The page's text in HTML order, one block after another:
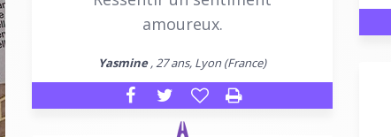
amoureux.
Yasmine, 27 ans, Lyon (France)